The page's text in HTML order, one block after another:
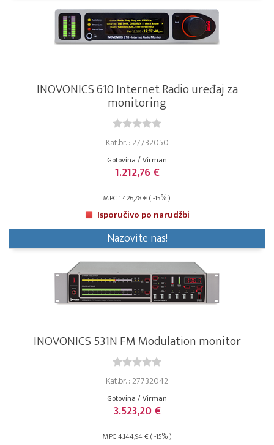
INOVONICS 610 Internet Radio uređaj za
monitoring
Kat.br. : 27732050
Gotovina / Virman
1.212,76 €
MPC 1.426,78 € ( -15% )
Isporučivo po narudžbi
Nazovite nas!
INOVONICS 531N FM Modulation monitor
Kat.br. : 27732042
Gotovina / Virman
3.523,20 €
MPC 4.144,94 € ( -15% )